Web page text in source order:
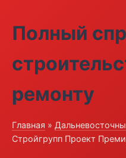
Полный
ремонту
Главная »
Стройгрупп Проект